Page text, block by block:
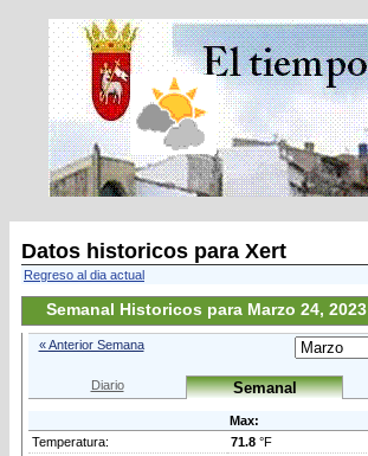
Datos historicos para Xert
Regreso al dia actual
Semanal Historicos para Marzo 24, 2023
« Anterior Semana
Diario Semanal
Max:
Temperatura:
71.8 °F